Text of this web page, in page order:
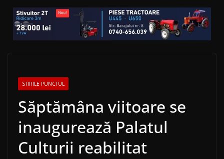
STIRILE PUNCTUL
Săptămâna viitoare se
inaugurează Palatul
Culturii reabilitat